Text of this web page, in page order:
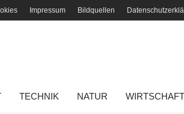
Impressum Bildquellen
TECHNIK NATUR WIRTSCHAFT